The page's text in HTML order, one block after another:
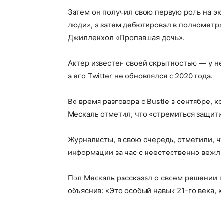
Затем он получил свою первую роль на
люди», а затем дебютировал в
Джилленхол «Пропавшая дочь».
Актер известен своей скрытностью — у
а его Twitter не обновлялся с 2020 года.
Во время разговора с Bustle в сентябре,
Мескаль отметил, что «стремиться
Журналисты, в свою очередь, отметили,
информации за час с неестественно
Пол Мескаль рассказал о своем решении
объяснив: «Это особый навык 21-го века,